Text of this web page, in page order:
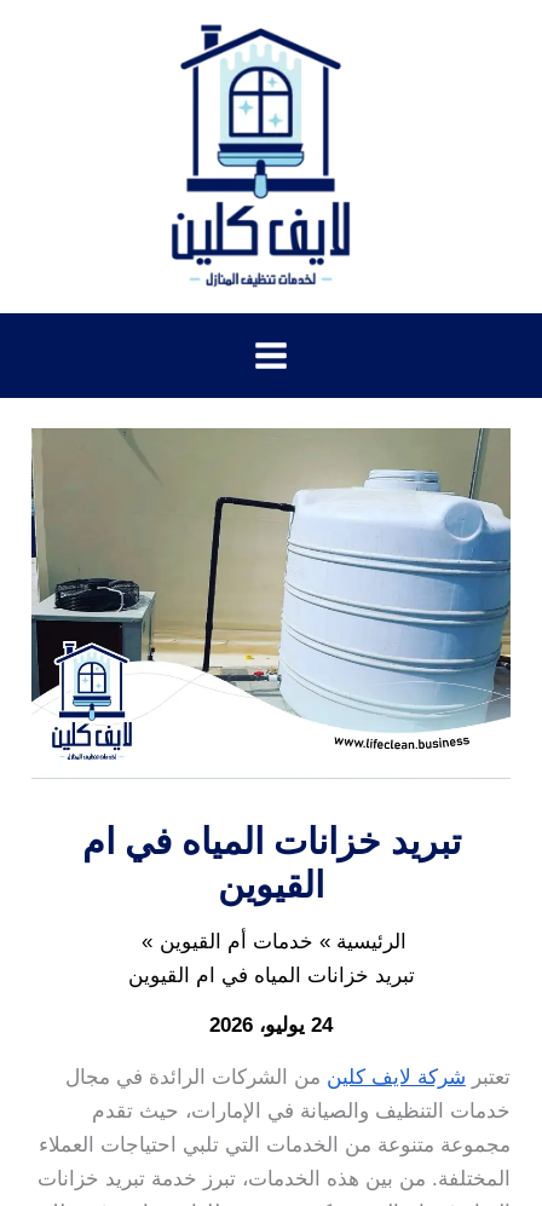
تبريد خزانات المياه في ام
القيوين
الرئيسية
خدمات أم القيوين
تبريد خزانات المياه في ام القيوين
24 يوليو، 2026
تعتبر شركة لايف كلين من الشركات الرائدة في مجال
خدمات التنظيف والصيانة في الإمارات، حيث تقدم
مجموعة متنوعة من الخدمات التي تلبي احتياجات العملاء
المختلفة. من بين هذه الخدمات، تبرز خدمة تبريد خزانات